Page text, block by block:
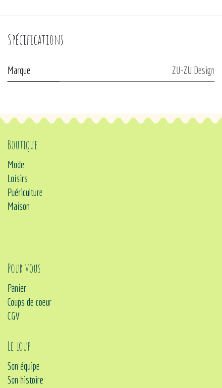
Spécifications
Marque ZU-ZU Design
Boutique
Mode
Loisirs
Puériculture
Maison
Pour vous
Panier
Coups de coeur
CGV
Le loup
Son équipe
Son histoire